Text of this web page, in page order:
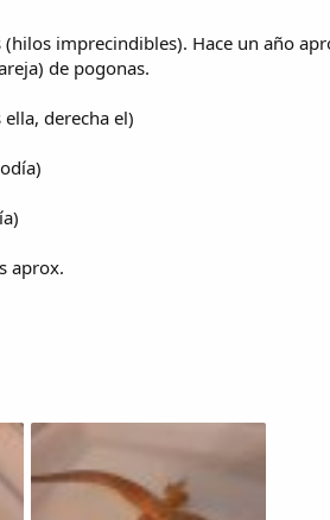
imprecindibles). Hace un año
de pogonas.
derecha el)
aprox.